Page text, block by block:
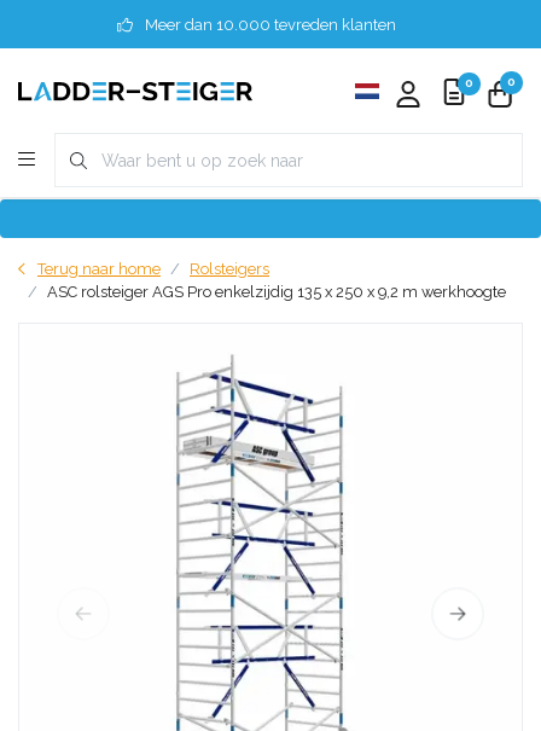
Meer dan 10.000 tevreden klanten
0 0
Terug naar home
Rolsteigers
ASC rolsteiger AGS Pro enkelzijdig 135 x 250 x 9,2 m werkhoogte